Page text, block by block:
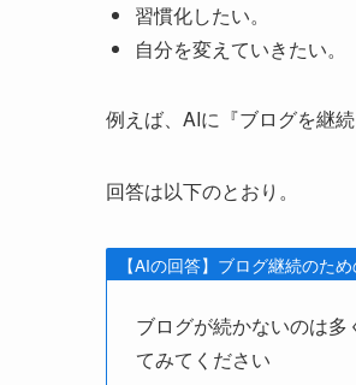
習慣化したい。
自分を変えていきたい。
例えば、AIに『ブログを継
回答は以下のとおり。
【AIの回答】ブログ継続のた
ブログが続かないのは
てみてください